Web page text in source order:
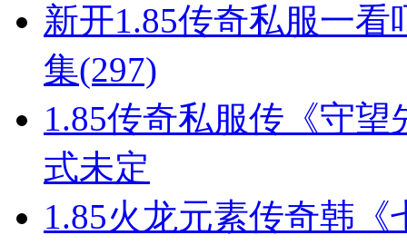
新开1.85传奇私服一
集(297)
1.85传奇私服传《守
式未定
1.85火龙元素传奇韩